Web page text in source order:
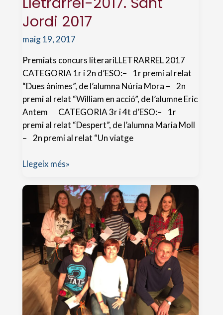
Jordi 2017
maig 19, 2017
Premiats concurs literariLLETRARREL 2017
CATEGORIA 1r i 2n d’ESO:– 1r premi al relat
“Dues ànimes”, de l’alumna Núria Mora – 2n
premi al relat “William en acció”, de l’alumne Eric
Antem CATEGORIA 3r i 4t d’ESO:– 1r
premi al relat “Despert”, de l’alumna Maria Moll
– 2n premi al relat “Un viatge
Lletrarrel-
Sant
2017
Llegeix més»